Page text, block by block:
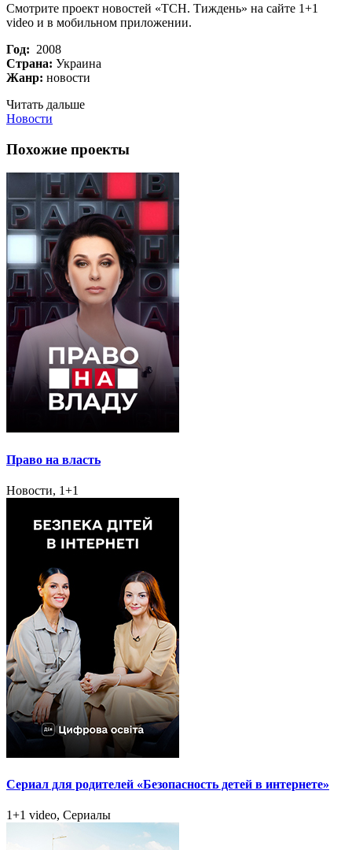
Смотрите проект новостей «ТСН. Тиждень» на сайте 1+1
video и в мобильном приложении.
Год: 2008
Страна: Украина
Жанр: новости
Читать дальше
Новости
Похожие проекты
Право на власть
Новости, 1+1
Сериал для родителей «Безопасность детей в интернете»
1+1 video, Сериалы